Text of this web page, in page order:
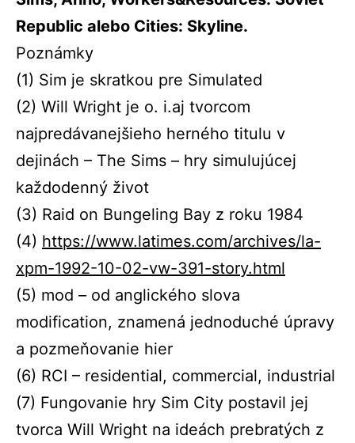
Republic alebo Cities: Skyline.
Poznámky
(1) Sim je skratkou pre Simulated
(2) Will Wright je o. i.aj tvorcom
najpredávanejšieho herného titulu v
dejinách – The Sims – hry simulujúcej
každodenný život
(3) Raid on Bungeling Bay z roku 1984
(4) https://www.latimes.com/archives/la-
xpm-1992-10-02-vw-391-story.html
(5) mod – od anglického slova
modification, znamená jednoduché úpravy
a pozmeňovanie hier
(6) RCI – residential, commercial, industrial
(7) Fungovanie hry Sim City postavil jej
tvorca Will Wright na ideách prebratých z